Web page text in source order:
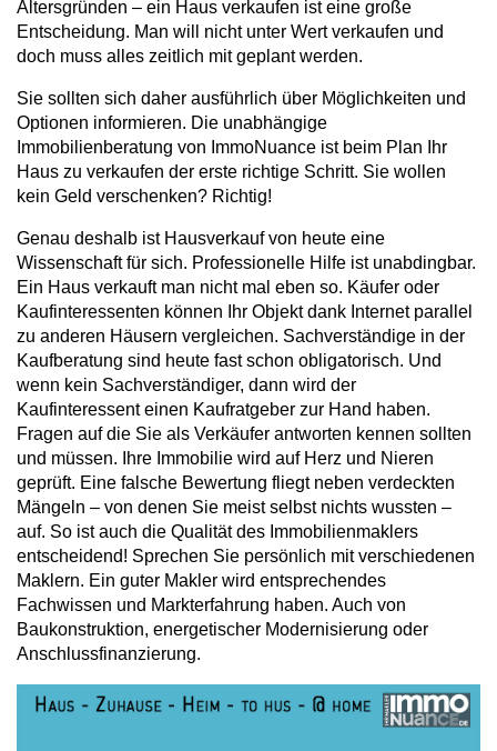
Altersgründen – ein Haus verkaufen ist eine große
Entscheidung. Man will nicht unter Wert verkaufen und
doch muss alles zeitlich mit geplant werden.
Sie sollten sich daher ausführlich über Möglichkeiten und
Optionen informieren. Die unabhängige
Immobilienberatung von ImmoNuance ist beim Plan Ihr
Haus zu verkaufen der erste richtige Schritt. Sie wollen
kein Geld verschenken? Richtig!
Genau deshalb ist Hausverkauf von heute eine
Wissenschaft für sich. Professionelle Hilfe ist unabdingbar.
Ein Haus verkauft man nicht mal eben so. Käufer oder
Kaufinteressenten können Ihr Objekt dank Internet parallel
zu anderen Häusern vergleichen. Sachverständige in der
Kaufberatung sind heute fast schon obligatorisch. Und
wenn kein Sachverständiger, dann wird der
Kaufinteressent einen Kaufratgeber zur Hand haben.
Fragen auf die Sie als Verkäufer antworten kennen sollten
und müssen. Ihre Immobilie wird auf Herz und Nieren
geprüft. Eine falsche Bewertung fliegt neben verdeckten
Mängeln – von denen Sie meist selbst nichts wussten –
auf. So ist auch die Qualität des Immobilienmaklers
entscheidend! Sprechen Sie persönlich mit verschiedenen
Maklern. Ein guter Makler wird entsprechendes
Fachwissen und Markterfahrung haben. Auch von
Baukonstruktion, energetischer Modernisierung oder
Anschlussfinanzierung.